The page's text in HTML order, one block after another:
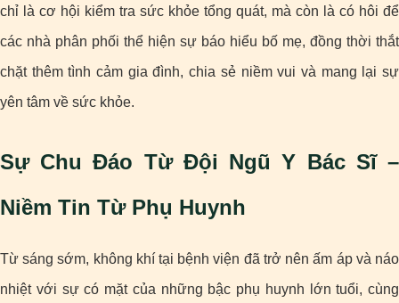
chỉ là cơ hội kiểm tra sức khỏe tổng quát, mà còn là có hôi để
các nhà phân phối thể hiện sự báo hiểu bố mẹ, đồng thời thắt
chặt thêm tình cảm gia đình, chia sẻ niềm vui và mang lại sự
yên tâm về sức khỏe.
Sự Chu Đáo Từ Đội Ngũ Y Bác Sĩ –
Niềm Tin Từ Phụ Huynh
Từ sáng sớm, không khí tại bệnh viện đã trở nên ấm áp và náo
nhiệt với sự có mặt của những bậc phụ huynh lớn tuổi, cùng